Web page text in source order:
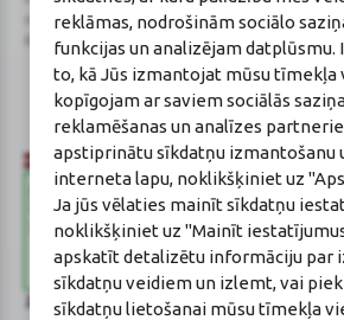
reklāmas, nodrošinām sociālo
funkcijas un analizējam datplūsmu.
to, kā Jūs izmantojat mūsu tīmekļa
kopīgojam ar saviem sociālās
reklamēšanas un analīzes
apstiprinātu sīkdatņu izmantošanu
interneta lapu, noklikšķiniet uz
Ja jūs vēlaties mainīt sīkdatņu
noklikšķiniet uz "Mainīt
apskatīt detalizētu informāciju par
sīkdatņu veidiem un izlemt, vai
sīkdatņu lietošanai mūsu tīmekļa
novads, LV-2130
Reģistrācijas Nr.: 40003252167
Aptiekas
Sertificēta
Gončarova
Sertifikāta
Zāļu valsts aģentūra Veselības